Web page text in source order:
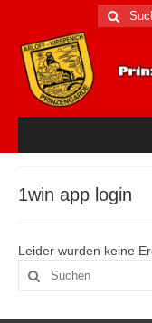
Suche
nach:
1win app login
Leider wurden keine
Suche
nach: